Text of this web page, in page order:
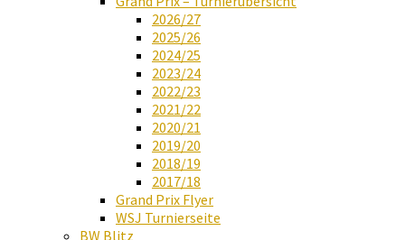
2026/27
2025/26
2024/25
2023/24
2022/23
2021/22
2020/21
2019/20
2018/19
2017/18
Grand Prix Flyer
WSJ Turnierseite
BW Blitz